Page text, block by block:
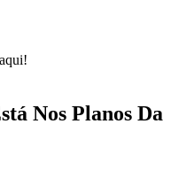
Nos Planos Da